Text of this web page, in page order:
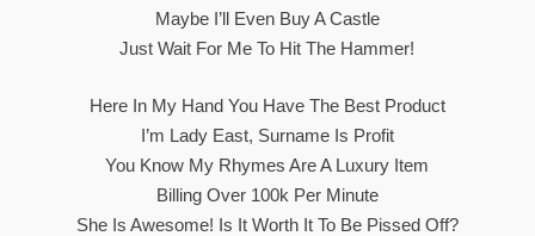
Maybe I’ll Even Buy A Castle
Just Wait For Me To Hit The Hammer!
Here In My Hand You Have The Best Product
I’m Lady East, Surname Is Profit
You Know My Rhymes Are A Luxury Item
Billing Over 100k Per Minute
She Is Awesome! Is It Worth It To Be Pissed Off?